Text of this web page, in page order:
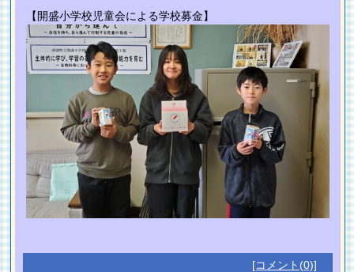
【開盛小学校児童会による学校募金】
[コメント(0)]